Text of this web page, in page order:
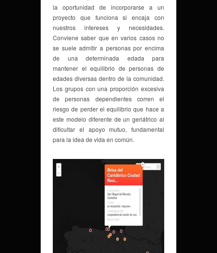
la oportunidad de incorporarse a un
proyecto que funciona si encaja con
nuestros intereses y necesidades.
Conviene saber que en varios casos no
se suele admitir a personas por encima
de una determinada edada para
mantener el equilibrio de personas de
edades diversas dentro de la comunidad.
Los grupos con una proporción excesiva
de personas dependientes corren el
riesgo de perder el equilibrio que hace a
este modelo diferente de un geriátrico al
dificultar el apoyo mutuo, fundamental
para la idea de vida en común.